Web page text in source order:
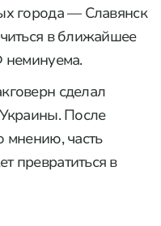
города — Славянск
в ближайшее
неминуема.
сделал
После
мнению, часть
превратиться в